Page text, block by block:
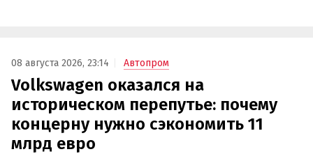
08 августа 2026, 23:14 Автопром
Volkswagen оказался на
историческом перепутье: почему
концерну нужно сэкономить 11
млрд евро